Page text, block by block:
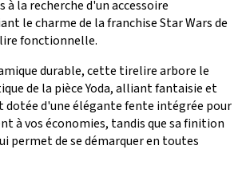
la recherche d'un accessoire
le charme de la franchise Star Wars de
fonctionnelle.
durable, cette tirelire arbore le
de la pièce Yoda, alliant fantaisie et
dotée d'une élégante fente intégrée pour
à vos économies, tandis que sa finition
permet de se démarquer en toutes